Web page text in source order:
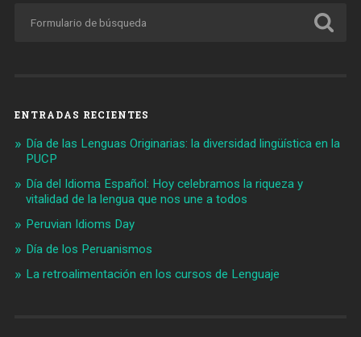
ENTRADAS RECIENTES
Día de las Lenguas Originarias: la diversidad lingüística en la
PUCP
Día del Idioma Español: Hoy celebramos la riqueza y
vitalidad de la lengua que nos une a todos
Peruvian Idioms Day
Día de los Peruanismos
La retroalimentación en los cursos de Lenguaje